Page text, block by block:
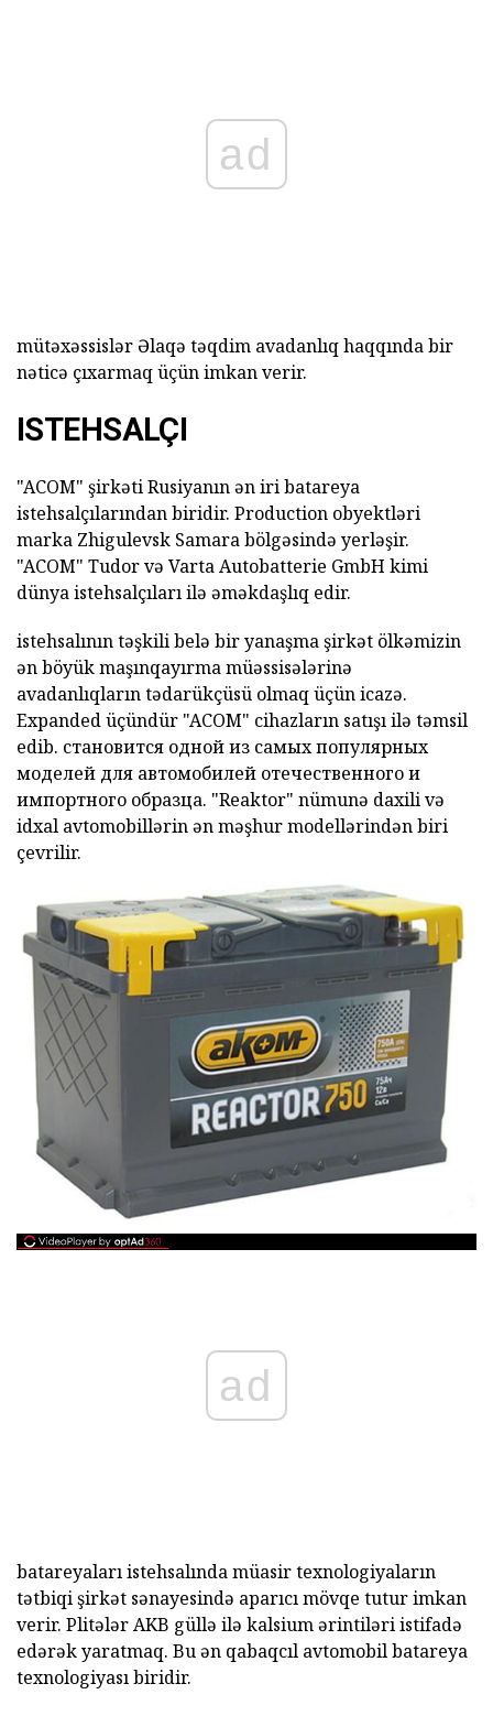
ad
mütəxəssislər Əlaqə təqdim avadanlıq haqqında bir
nəticə çıxarmaq üçün imkan verir.
ISTEHSALÇI
"ACOM" şirkəti Rusiyanın ən iri batareya
istehsalçılarından biridir. Production obyektləri
marka Zhigulevsk Samara bölgəsində yerləşir.
"ACOM" Tudor və Varta Autobatterie GmbH kimi
dünya istehsalçıları ilə əməkdaşlıq edir.
istehsalının təşkili belə bir yanaşma şirkət ölkəmizin
ən böyük maşınqayırma müəssisələrinə
avadanlıqların tədarükçüsü olmaq üçün icazə.
Expanded üçündür "ACOM" cihazların satışı ilə təmsil
edib. становится одной из самых популярных
моделей для автомобилей отечественного и
импортного образца. "Reaktor" nümunə daxili və
idxal avtomobillərin ən məşhur modellərindən biri
çevrilir.
ad
batareyaları istehsalında müasir texnologiyaların
tətbiqi şirkət sənayesində aparıcı mövqe tutur imkan
verir. Plitələr AKB güllə ilə kalsium ərintiləri istifadə
edərək yaratmaq. Bu ən qabaqcıl avtomobil batareya
texnologiyası biridir.